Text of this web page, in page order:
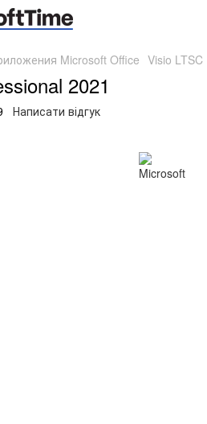
Microsoft Office Visio
2021
Написати відгук